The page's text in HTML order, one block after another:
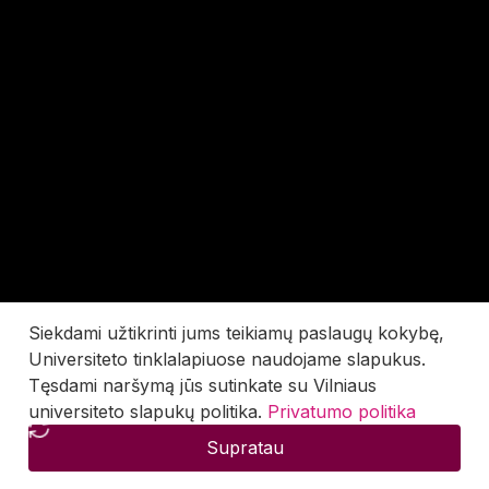
Siekdami užtikrinti jums teikiamų paslaugų kokybę,
Universiteto tinklalapiuose naudojame slapukus.
Tęsdami naršymą jūs sutinkate su Vilniaus
universiteto slapukų politika. Privatumo politika
Supratau